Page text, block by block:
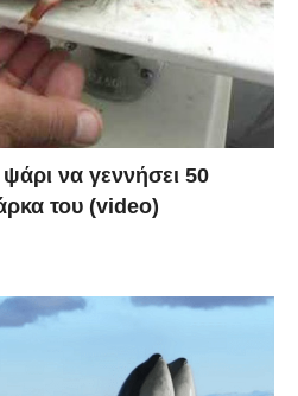
να γεννήσει 50
του (video)